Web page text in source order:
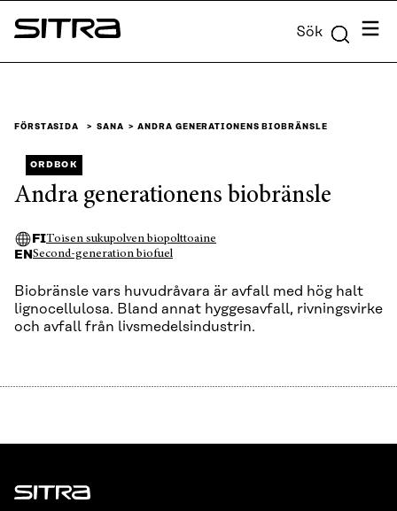
Skip to
content
Sitra Sök Meny
FÖRSTASIDA SANA ANDRA GENERATIONENS BIOBRÄNSLE
ORDBOK
Andra generationens biobränsle
FIToisen sukupolven biopolttoaine
ENSecond-generation biofuel
Biobränsle vars huvudråvara är avfall med hög halt
lignocellulosa. Bland annat hyggesavfall, rivningsvirke
och avfall från livsmedelsindustrin.
Sitra